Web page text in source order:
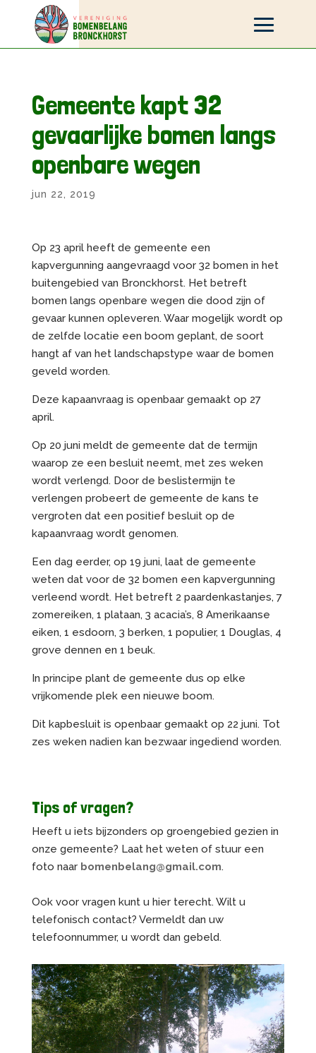
Gemeente kapt 32
gevaarlijke bomen langs
openbare wegen
jun 22, 2019
Op 23 april heeft de gemeente een
kapvergunning aangevraagd voor 32 bomen in het
buitengebied van Bronckhorst. Het betreft
bomen langs openbare wegen die dood zijn of
gevaar kunnen opleveren. Waar mogelijk wordt op
de zelfde locatie een boom geplant, de soort
hangt af van het landschapstype waar de bomen
geveld worden.
Deze kapaanvraag is openbaar gemaakt op 27
april.
Op 20 juni meldt de gemeente dat de termijn
waarop ze een besluit neemt, met zes weken
wordt verlengd. Door de beslistermijn te
verlengen probeert de gemeente de kans te
vergroten dat een positief besluit op de
kapaanvraag wordt genomen.
Een dag eerder, op 19 juni, laat de gemeente
weten dat voor de 32 bomen een kapvergunning
verleend wordt. Het betreft 2 paardenkastanjes, 7
zomereiken, 1 plataan, 3 acacia’s, 8 Amerikaanse
eiken, 1 esdoorn, 3 berken, 1 populier, 1 Douglas, 4
grove dennen en 1 beuk.
In principe plant de gemeente dus op elke
vrijkomende plek een nieuwe boom.
Dit kapbesluit is openbaar gemaakt op 22 juni. Tot
zes weken nadien kan bezwaar ingediend worden.
Tips of vragen?
Heeft u iets bijzonders op groengebied gezien in
onze gemeente? Laat het weten of stuur een
foto naar bomenbelang@gmail.com.
Ook voor vragen kunt u hier terecht. Wilt u
telefonisch contact? Vermeldt dan uw
telefoonnummer, u wordt dan gebeld.